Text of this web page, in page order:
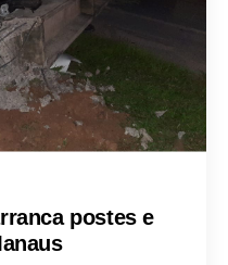
postes e